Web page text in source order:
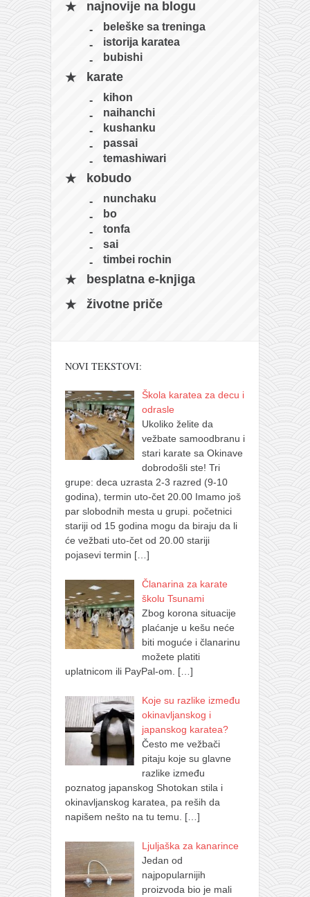
najnovije na blogu
beleške sa treninga
istorija karatea
bubishi
karate
kihon
naihanchi
kushanku
passai
temashiwari
kobudo
nunchaku
bo
tonfa
sai
timbei rochin
besplatna e-knjiga
životne priče
NOVI TEKSTOVI:
Škola karatea za decu i
odrasle
Ukoliko želite da
vežbate samoodbranu i
stari karate sa Okinave
dobrodošli ste! Tri
grupe: deca uzrasta 2-3 razred (9-10
godina), termin uto-čet 20.00 Imamo još
par slobodnih mesta u grupi. početnici
stariji od 15 godina mogu da biraju da li
će vežbati uto-čet od 20.00 stariji
pojasevi termin […]
Članarina za karate
školu Tsunami
Zbog korona situacije
plaćanje u kešu neće
biti moguće i članarinu
možete platiti
uplatnicom ili PayPal-om.
[…]
Koje su razlike između
okinavljanskog i
japanskog karatea?
Često me vežbači
pitaju koje su glavne
razlike između
poznatog japanskog Shotokan stila i
okinavljanskog karatea, pa reših da
napišem nešto na tu temu.
[…]
Ljuljaška za kanarince
Jedan od
najpopularnijih
proizvoda bio je mali